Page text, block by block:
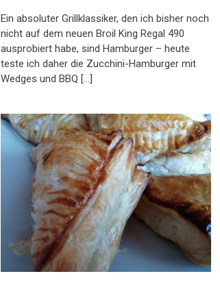
Ein absoluter Grillklassiker, den ich bisher noch
nicht auf dem neuen Broil King Regal 490
ausprobiert habe, sind Hamburger – heute
teste ich daher die Zucchini-Hamburger mit
Wedges und BBQ […]